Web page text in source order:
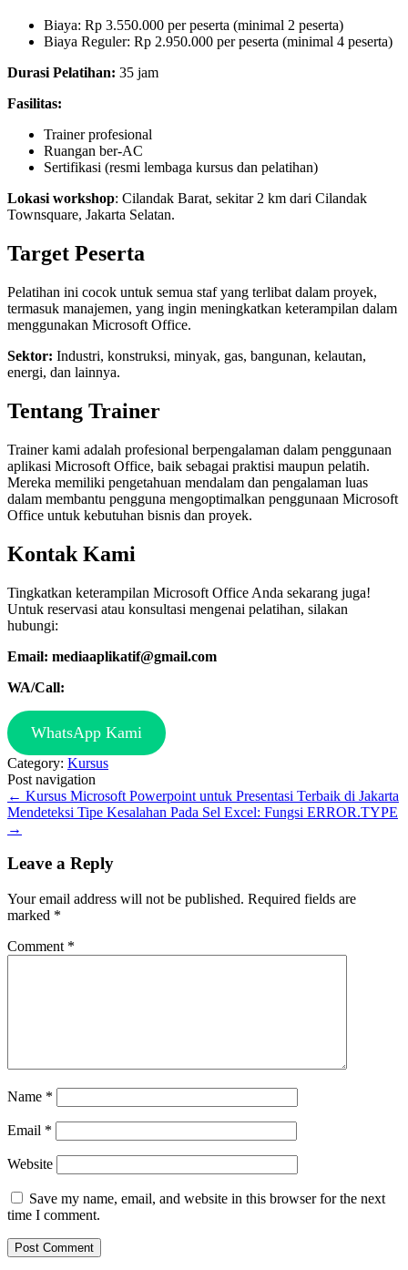
Biaya: Rp 3.550.000 per peserta (minimal 2 peserta)
Biaya Reguler: Rp 2.950.000 per peserta (minimal 4 peserta)
Durasi Pelatihan: 35 jam
Fasilitas:
Trainer profesional
Ruangan ber-AC
Sertifikasi (resmi lembaga kursus dan pelatihan)
Lokasi workshop: Cilandak Barat, sekitar 2 km dari Cilandak
Townsquare, Jakarta Selatan.
Target Peserta
Pelatihan ini cocok untuk semua staf yang terlibat dalam proyek,
termasuk manajemen, yang ingin meningkatkan keterampilan dalam
menggunakan Microsoft Office.
Sektor: Industri, konstruksi, minyak, gas, bangunan, kelautan,
energi, dan lainnya.
Tentang Trainer
Trainer kami adalah profesional berpengalaman dalam penggunaan
aplikasi Microsoft Office, baik sebagai praktisi maupun pelatih.
Mereka memiliki pengetahuan mendalam dan pengalaman luas
dalam membantu pengguna mengoptimalkan penggunaan Microsoft
Office untuk kebutuhan bisnis dan proyek.
Kontak Kami
Tingkatkan keterampilan Microsoft Office Anda sekarang juga!
Untuk reservasi atau konsultasi mengenai pelatihan, silakan
hubungi:
Email: mediaaplikatif@gmail.com
WA/Call:
WhatsApp Kami
Category: Kursus
Post navigation
← Kursus Microsoft Powerpoint untuk Presentasi Terbaik di Jakarta
Mendeteksi Tipe Kesalahan Pada Sel Excel: Fungsi ERROR.TYPE
→
Leave a Reply
Your email address will not be published. Required fields are
marked *
Comment *
Name *
Email *
Website
Save my name, email, and website in this browser for the next
time I comment.